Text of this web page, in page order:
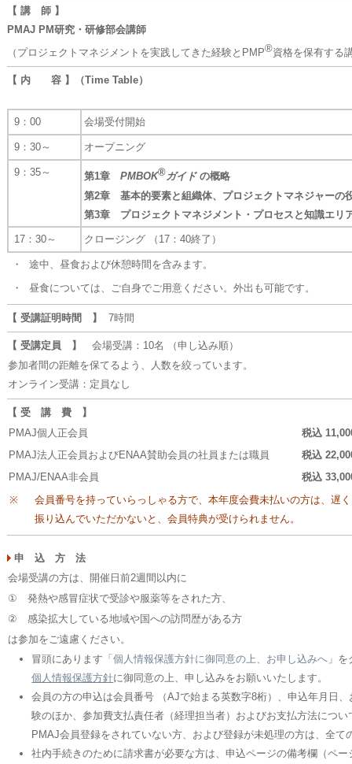
【 講 師 】
PMAJ PM研究・研修部会講師
（プロジェクトマネジメントを実践してきた経験とPMP®資格を保有する
【 内 容 】（Time Table）
9：00 会場受付開始
9：30～ オープニング
9：35～ 第1章PMBOK®ガイドの概略
第2章 基本的要素と組織体、プロジェクトマネジャーの
第3章 プロジェクトマネジメント・プロセスと知識エリ
17：30～ クロージング （17：40終了）
・
途中、昼食および休憩時間を含みます。
・
昼食については、ご自身でご用意ください。外出も可能です。
【 受講証明時間 】 7時間
【 受講定員 】
会場受講：10名 （申し込み順）
参加者間の距離を保てるよう、人数を絞っています。
オンライン受講：定員なし
【 受 講 費 】
PMAJ個人正会員
税込
PMAJ法人正会員およびENAA賛助会員の社員または職員
税込
PMAJ/ENAA非会員
税込
※
会員番号を持っていらっしゃる方で、本年度会費未払いの方は、遅
振り込んでいただかないと、会員特典が受けられません。
申 込 方 法
会場受講の方は、開催日前2週間以内に
①
発熱や感冒症状で受診や服薬等をされた方、
②
感染拡大している地域や国への訪問歴がある方
は参加をご遠慮ください。
冒頭にあります「個人情報保護方針に御同意の上、お申し込みへ 」
個人情報保護方針に御同意の上、申し込みをお願いいたします。
会員の方の申込は会員番号 （AJで始まる英数字8桁）、申込年月日
験のほか、参加費支払責任者（経理担当者）およびお支払方法につ
PMAJ会員登録をされていない方、および登録が未処理の方は、全て
社内手続きのために請求書が必要な方は、申込ページの備考欄（ペ